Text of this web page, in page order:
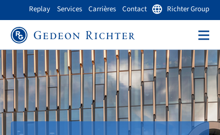
Replay Services Carrières Contact Richter Group